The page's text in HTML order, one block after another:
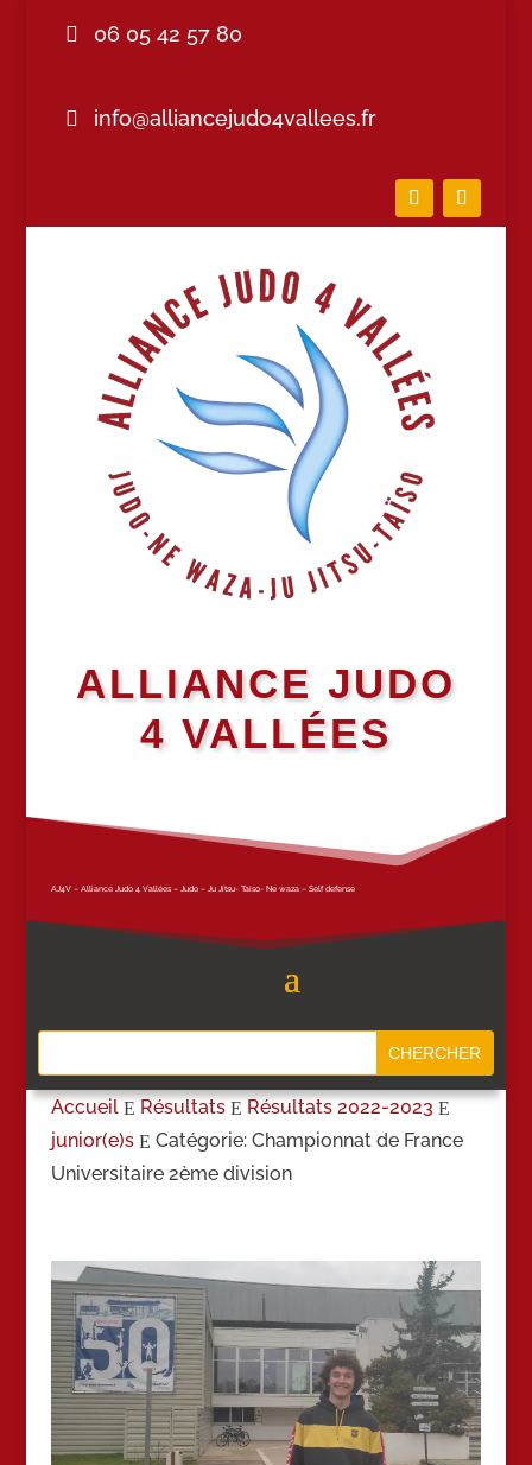
06 05 42 57 80
info@alliancejudo4vallees.fr
ALLIANCE JUDO
4 VALLÉES
AJ4V – Alliance Judo 4 Vallées – Judo – Ju Jitsu- Taiso- Ne waza – Self defense
Accueil E Résultats E Résultats 2022-2023 E
junior(e)s E Catégorie: Championnat de France
Universitaire 2ème division